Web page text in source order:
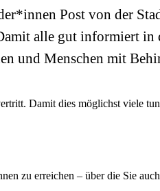
Post von der
alle gut informiert in
und Menschen mit
Damit dies möglichst viele
zu erreichen – über die Sie